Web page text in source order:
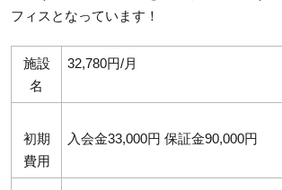
フィスとなっています！
施設
名
32,780円/月
初期
費用
入会金33,000円 保証金90,000円